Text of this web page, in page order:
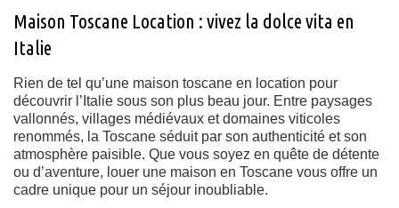
Maison Toscane Location : vivez la dolce vita en
Italie
Rien de tel qu’une maison toscane en location pour
découvrir l’Italie sous son plus beau jour. Entre paysages
vallonnés, villages médiévaux et domaines viticoles
renommés, la Toscane séduit par son authenticité et son
atmosphère paisible. Que vous soyez en quête de détente
ou d’aventure, louer une maison en Toscane vous offre un
cadre unique pour un séjour inoubliable.